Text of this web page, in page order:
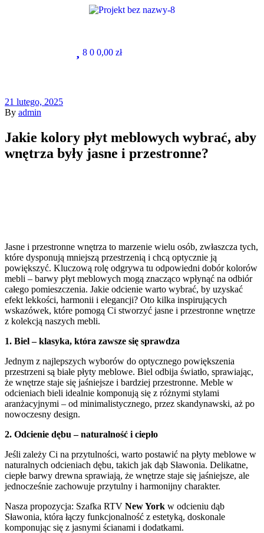
8 0 0,00 zł
21 lutego, 2025
By admin
Jakie kolory płyt meblowych wybrać, aby
wnętrza były jasne i przestronne?
Jasne i przestronne wnętrza to marzenie wielu osób, zwłaszcza tych,
które dysponują mniejszą przestrzenią i chcą optycznie ją
powiększyć. Kluczową rolę odgrywa tu odpowiedni dobór kolorów
mebli – barwy płyt meblowych mogą znacząco wpłynąć na odbiór
całego pomieszczenia. Jakie odcienie warto wybrać, by uzyskać
efekt lekkości, harmonii i elegancji? Oto kilka inspirujących
wskazówek, które pomogą Ci stworzyć jasne i przestronne wnętrze
z kolekcją naszych mebli.
1. Biel – klasyka, która zawsze się sprawdza
Jednym z najlepszych wyborów do optycznego powiększenia
przestrzeni są białe płyty meblowe. Biel odbija światło, sprawiając,
że wnętrze staje się jaśniejsze i bardziej przestronne. Meble w
odcieniach bieli idealnie komponują się z różnymi stylami
aranżacyjnymi – od minimalistycznego, przez skandynawski, aż po
nowoczesny design.
2. Odcienie dębu – naturalność i ciepło
Jeśli zależy Ci na przytulności, warto postawić na płyty meblowe w
naturalnych odcieniach dębu, takich jak dąb Sławonia. Delikatne,
ciepłe barwy drewna sprawiają, że wnętrze staje się jaśniejsze, ale
jednocześnie zachowuje przytulny i harmonijny charakter.
Nasza propozycja: Szafka RTV New York w odcieniu dąb
Sławonia, która łączy funkcjonalność z estetyką, doskonale
komponując się z jasnymi ścianami i dodatkami.